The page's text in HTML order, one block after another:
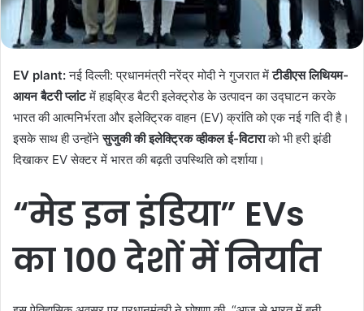
l
EV plant:नई दिल्ली: प्रधानमंत्री नरेंद्र मोदी ने गुजरात मेंटीडीएस लिथियम-
आयन बैटरी प्लांटमें हाइब्रिड बैटरी इलेक्ट्रोड के उत्पादन का उद्घाटन करके
भारत की आत्मनिर्भरता और इलेक्ट्रिक वाहन (EV) क्रांति को एक नई गति दी है।
इसके साथ ही उन्होंनेसुजुकी की इलेक्ट्रिक व्हीकल ई-विटाराको भी हरी झंडी
दिखाकर EV सेक्टर में भारत की बढ़ती उपस्थिति को दर्शाया।
“मेड इन इंडिया” EVs
का 100 देशों में निर्यात